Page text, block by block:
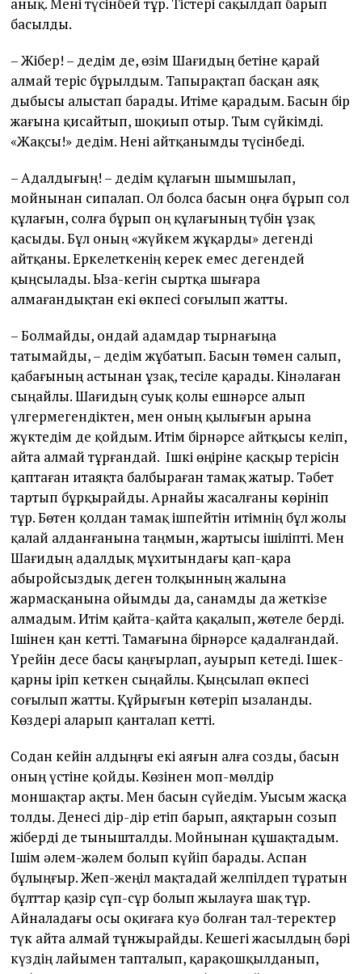
басылды.
– Жібер! – дедім де, өзім Шағидың бетіне қарай
алмай теріс бұрылдым. Тапырақтап басқан аяқ
дыбысы алыстап барады. Итіме қарадым. Басын бір
жағына қисайтып, шоқиып отыр. Тым сүйкімді.
«Жақсы!» дедім. Нені айтқанымды түсінбеді.
– Адалдығың! – дедім құлағын шымшылап,
мойнынан сипалап. Ол болса басын оңға бұрып сол
құлағын, солға бұрып оң құлағының түбін ұзақ
қасыды. Бұл оның «жүйкем жұқарды» дегенді
айтқаны. Еркелеткенің керек емес дегендей
қыңсылады. Ыза-кегін сыртқа шығара
алмағандықтан екі өкпесі соғылып жатты.
– Болмайды, ондай адамдар тырнағыңа
татымайды, – дедім жұбатып. Басын төмен салып,
қабағының астынан ұзақ, тесіле қарады. Кінәлаған
сыңайлы. Шағидың суық қолы ешнәрсе алып
үлгермегендіктен, мен оның қылығын арына
жүктедім де қойдым. Итім бірнәрсе айтқысы келіп,
айта алмай тұрғандай. Ішкі өңіріне қасқыр терісін
қаптаған итаяқта балбыраған тамақ жатыр. Тәбет
тартып бұрқырайды. Арнайы жасалғаны көрініп
тұр. Бөтен қолдан тамақ ішпейтін итімнің бұл жолы
қалай алданғанына таңмын, жартысы ішіліпті. Мен
Шағидың адалдық мұхитындағы қап-қара
абыройсыздық деген толқынның жалына
жармасқанына ойымды да, санамды да жеткізе
алмадым. Итім қайта-қайта қақалып, жөтеле берді.
Ішінен қан кетті. Тамағына бірнәрсе қадалғандай.
Үрейін десе басы қаңғырлап, ауырып кетеді. Ішек-
қарны іріп кеткен сыңайлы. Қыңсылап өкпесі
соғылып жатты. Құйрығын көтеріп ызаланды.
Көздері аларып қанталап кетті.
Содан кейін алдыңғы екі аяғын алға созды, басын
оның үстіне қойды. Көзінен моп-мөлдір
моншақтар ақты. Мен басын сүйедім. Уысым жасқа
толды. Денесі дір-дір етіп барып, аяқтарын созып
жіберді де тынышталды. Мойнынан құшақтадым.
Ішім әлем-жәлем болып күйіп барады. Аспан
бұлыңғыр. Жеп-жеңіл мақтадай желпілдеп тұратын
бұлттар қазір сұп-сұр болып жылауға шақ тұр.
Айналадағы осы оқиғаға куә болған тал-теректер
түк айта алмай тұнжырайды. Кешегі жасылдың бәрі
күздің лайымен тапталып, қарақошқылданып,